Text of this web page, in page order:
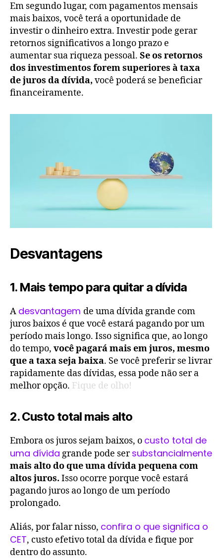
Em segundo lugar, com pagamentos mensais
mais baixos, você terá a oportunidade de
investir o dinheiro extra. Investir pode gerar
retornos significativos a longo prazo e
aumentar sua riqueza pessoal. Se os retornos
dos investimentos forem superiores à taxa
de juros da dívida, você poderá se beneficiar
financeiramente.
Desvantagens
1. Mais tempo para quitar a dívida
A desvantagem de uma dívida grande com
juros baixos é que você estará pagando por um
período mais longo. Isso significa que, ao longo
do tempo, você pagará mais em juros, mesmo
que a taxa seja baixa. Se você preferir se livrar
rapidamente das dívidas, essa pode não ser a
melhor opção. Fique de olho!
2. Custo total mais alto
Embora os juros sejam baixos, o custo total de
uma dívida grande pode sersubstancialmente
mais alto do que uma dívida pequena com
altos juros. Isso ocorre porque você estará
pagando juros ao longo de um período
prolongado.
Aliás, por falar nisso, confira o que significa o
CET, custo efetivo total da dívida e fique por
dentro do assunto.